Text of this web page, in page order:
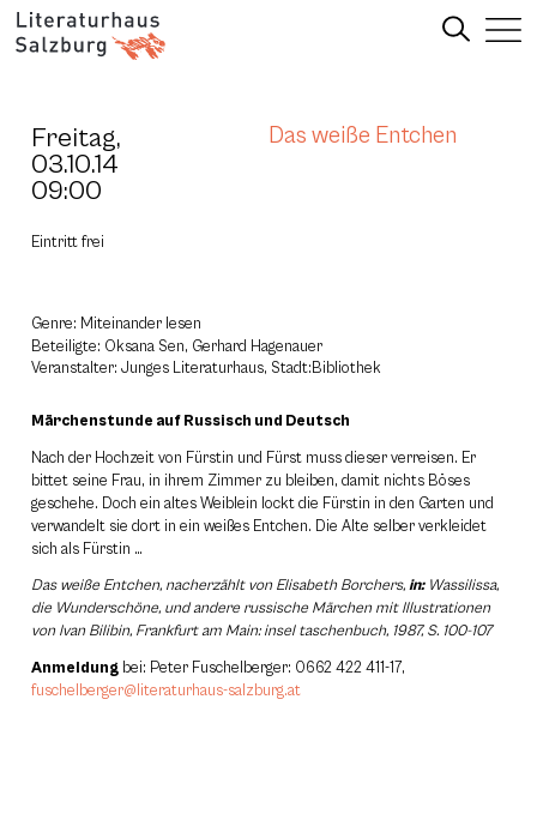
Freitag,
03.10.14
09:00
Das weiße Entchen
Eintritt frei
Genre: Miteinander lesen
Beteiligte: Oksana Sen, Gerhard Hagenauer
Veranstalter: Junges Literaturhaus, Stadt:Bibliothek
Märchenstunde auf Russisch und Deutsch
Nach der Hochzeit von Fürstin und Fürst muss dieser verreisen. Er
bittet seine Frau, in ihrem Zimmer zu bleiben, damit nichts Böses
geschehe. Doch ein altes Weiblein lockt die Fürstin in den Garten und
verwandelt sie dort in ein weißes Entchen. Die Alte selber verkleidet
sich als Fürstin …
Das weiße Entchen, nacherzählt von Elisabeth Borchers, in:Wassilissa,
die Wunderschöne, und andere russische Märchen mit Illustrationen
von Ivan Bilibin, Frankfurt am Main: insel taschenbuch, 1987, S. 100-107
Anmeldung bei: Peter Fuschelberger: 0662 422 411-17,
fuschelberger@literaturhaus-salzburg.at